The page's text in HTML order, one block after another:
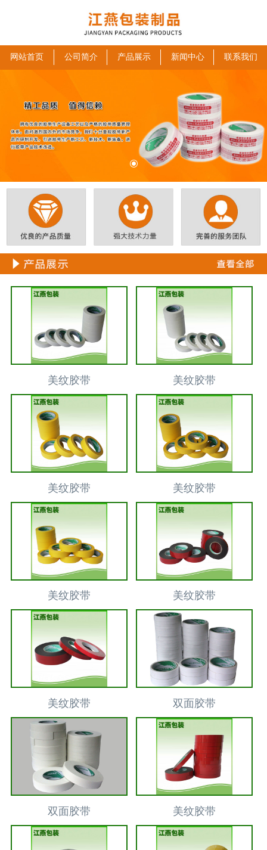
网站首页 公司简介 产品展示 新闻中心 联系我们
美纹胶带 美纹胶带
美纹胶带 美纹胶带
美纹胶带 美纹胶带
美纹胶带 双面胶带
双面胶带 美纹胶带